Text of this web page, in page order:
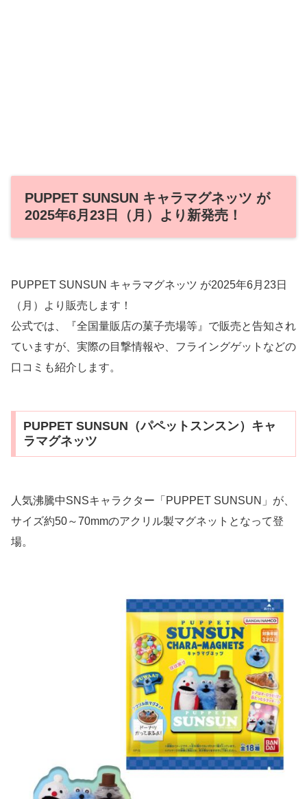
PUPPET SUNSUN キャラマグネッツ が
2025年6月23日（月）より新発売！
PUPPET SUNSUN キャラマグネッツ が2025年6月23日
（月）より販売します！
公式では、『全国量販店の菓子売場等』で販売と告知され
ていますが、実際の目撃情報や、フライングゲットなどの
口コミも紹介します。
PUPPET SUNSUN（パペットスンスン）キャ
ラマグネッツ
人気沸騰中SNSキャラクター「PUPPET SUNSUN」が、
サイズ約50～70mmのアクリル製マグネットとなって登
場。